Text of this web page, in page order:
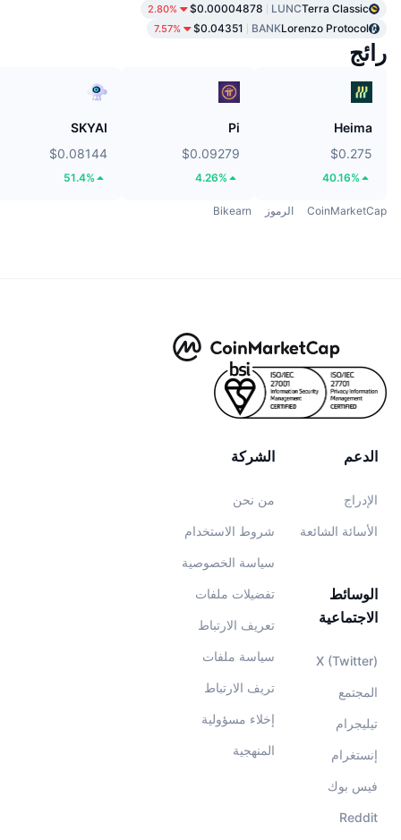
Terra Classic
LUNC
$0.00004878
2.80%
Lorenzo Protocol
BANK
$0.04351
7.57%
رائج
Heima
$0.275
40.16%
Pi
$0.09279
4.26%
SKYAI
$0.08144
51.4%
CoinMarketCap الرموز Bikearn
الشركة
من نحن
شروط الاستخدام
سياسة الخصوصية
تفضيلات ملفات
تعريف الارتباط
سياسة ملفات
تريف الارتباط
إخلاء مسؤولية
المنهجية
الدعم
الإدراج
الأسائة الشائعة
الوسائط
الاجتماعية
X (Twitter)
المجتمع
تيليجرام
إنستغرام
فيس بوك
Reddit